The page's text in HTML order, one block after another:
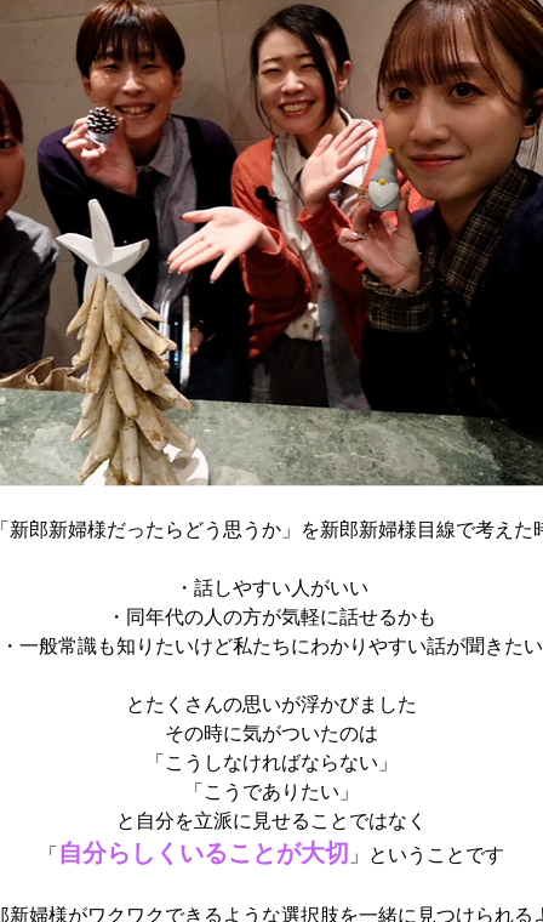
新郎新婦様だったらどう思うか」を新郎新婦様目線で考えた
・話しやすい人がいい
・同年代の人の方が気軽に話せるかも
・一般常識も知りたいけど私たちにわかりやすい話が聞きたい
とたくさんの思いが浮かびました
その時に気がついたのは
「こうしなければならない」
「こうでありたい」
と自分を立派に見せることではなく
「自分らしくいることが大切」ということです
新婦様がワクワクできるような選択肢を一緒に見つけられる